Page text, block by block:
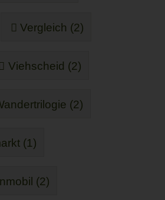
Vergleich (2)
Viehscheid (2)
(2)
(1)
(2)